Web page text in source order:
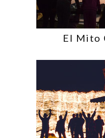
El Mito